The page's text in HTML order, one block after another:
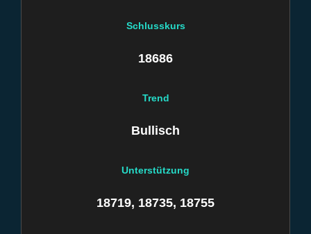
Schlusskurs
18686
Trend
Bullisch
Unterstützung
18719, 18735, 18755